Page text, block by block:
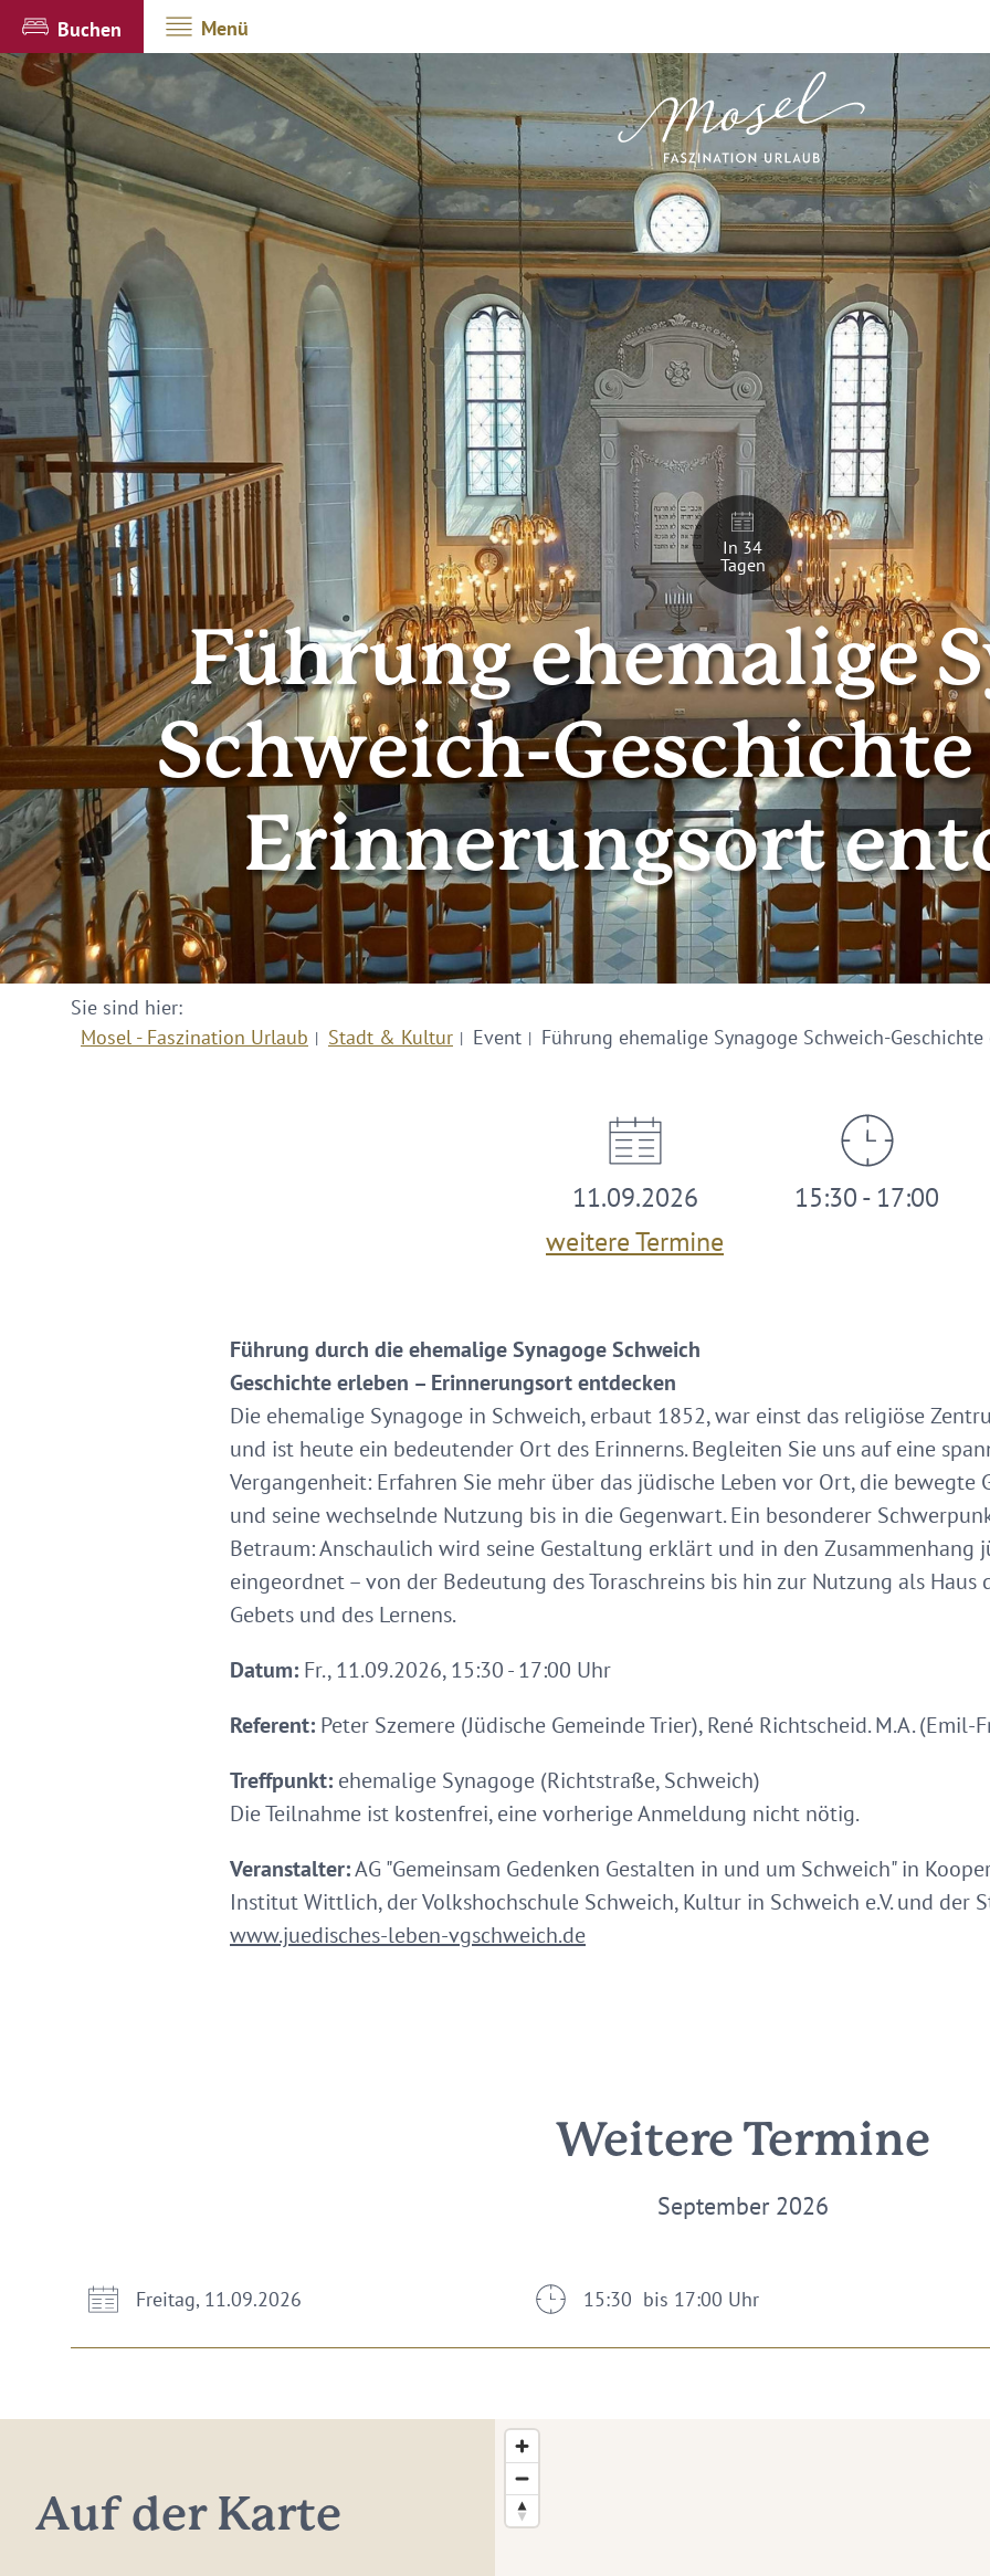
Buchen Menü
In 34
Tagen
Führung ehemalige
Schweich-
Erinnerungsort
Sie sind hier:
Mosel - Faszination Urlaub
Stadt & Kultur Event Führung ehemalige Synagoge Schweich-
11.09.2026
weitere Termine
15:30 - 17:00
Führung durch die ehemalige Synagoge Schweich
Geschichte erleben – Erinnerungsort entdecken
Die ehemalige Synagoge in Schweich, erbaut 1852, war einst das religiöse
und ist heute ein bedeutender Ort des Erinnerns. Begleiten Sie uns auf eine
Vergangenheit: Erfahren Sie mehr über das jüdische Leben vor Ort, die bewegte
und seine wechselnde Nutzung bis in die Gegenwart. Ein besonderer
Betraum: Anschaulich wird seine Gestaltung erklärt und in den Zusammenhang
eingeordnet – von der Bedeutung des Toraschreins bis hin zur Nutzung als Haus
Gebets und des Lernens.
Datum: Fr., 11.09.2026, 15:30 - 17:00 Uhr
Referent: Peter Szemere (Jüdische Gemeinde Trier), René Richtscheid. M.A.
Treffpunkt: ehemalige Synagoge (Richtstraße, Schweich)
Die Teilnahme ist kostenfrei, eine vorherige Anmeldung nicht nötig.
Veranstalter:AG "Gemeinsam Gedenken Gestalten in und um Schweich" in
Institut Wittlich, der Volkshochschule Schweich, Kultur in Schweich e.V. und der
www.juedisches-leben-vgschweich.de
Weitere Termine
September 2026
Freitag, 11.09.2026 15:30 bis 17:00 Uhr
Auf der Karte